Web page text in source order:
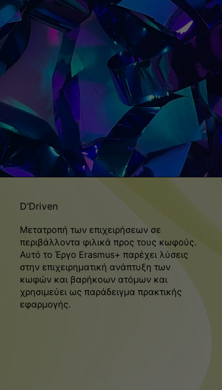
D'Driven
Μετατροπή των επιχειρήσεων σε
περιβάλλοντα φιλικά προς τους κωφούς.
Αυτό το Έργο Erasmus+ παρέχει λύσεις
στην επιχειρηματική ανάπτυξη των
κωφών και βαρήκοων ατόμων και
χρησιμεύει ως παράδειγμα πρακτικής
εφαρμογής.